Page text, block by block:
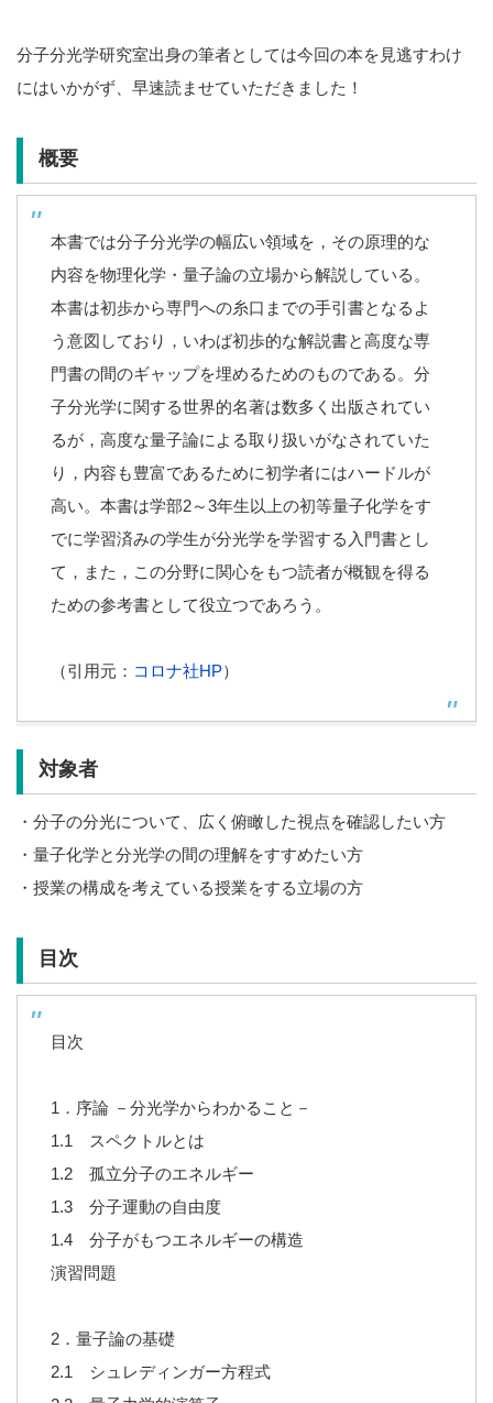
分子分光学研究室出身の筆者としては今回の本を見逃すわけ
にはいかがず、早速読ませていただきました！
概要
本書では分子分光学の幅広い領域を，その原理的な
内容を物理化学・量子論の立場から解説している。
本書は初歩から専門への糸口までの手引書となるよ
う意図しており，いわば初歩的な解説書と高度な専
門書の間のギャップを埋めるためのものである。分
子分光学に関する世界的名著は数多く出版されてい
るが，高度な量子論による取り扱いがなされていた
り，内容も豊富であるために初学者にはハードルが
高い。本書は学部2～3年生以上の初等量子化学をす
でに学習済みの学生が分光学を学習する入門書とし
て，また，この分野に関心をもつ読者が概観を得る
ための参考書として役立つであろう。
（引用元： コロナ社HP）
対象者
・分子の分光について、広く俯瞰した視点を確認したい方
・量子化学と分光学の間の理解をすすめたい方
・授業の構成を考えている授業をする立場の方
目次
目次
1．序論 －分光学からわかること－
1.1 スペクトルとは
1.2 孤立分子のエネルギー
1.3 分子運動の自由度
1.4 分子がもつエネルギーの構造
演習問題
2．量子論の基礎
2.1 シュレディンガー方程式